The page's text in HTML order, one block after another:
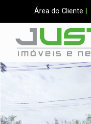
Área do Cliente